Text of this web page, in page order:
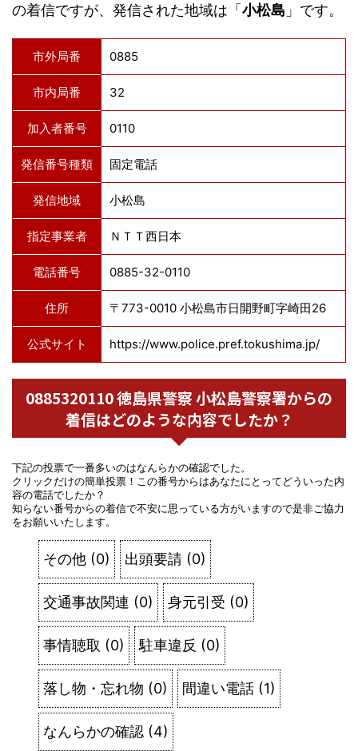
の着信ですが、発信された地域は「小松島 」です。
市外局番 0885
市内局番 32
加入者番号 0110
発信番号種類 固定電話
発信地域 小松島
指定事業者 ＮＴＴ西日本
電話番号 0885-32-0110
住所 〒773-0010 小松島市日開野町字崎田26
公式サイト https://www.police.pref.tokushima.jp/
0885320110 徳島県警察 小松島警察署からの
着信はどのような内容でしたか？
下記の投票で一番多いのはなんらかの確認でした。
クリックだけの簡単投票！この番号からはあなたにとってどういった内
容の電話でしたか？
知らない番号からの着信で不安に思っている方がいますので是非ご協力
をお願いいたします。
その他 (0) 出頭要請 (0)
交通事故関連 (0) 身元引受 (0)
事情聴取 (0) 駐車違反 (0)
落し物・忘れ物 (0) 間違い電話 (1)
なんらかの確認 (4)